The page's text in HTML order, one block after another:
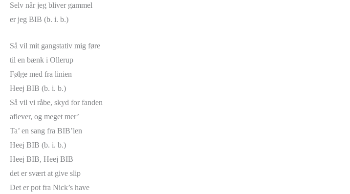
Selv når jeg bliver gammel
er jeg BIB (b. i. b.)
Så vil mit gangstativ mig føre
til en bænk i Ollerup
Følge med fra linien
Heej BIB (b. i. b.)
Så vil vi råbe, skyd for fanden
aflever, og meget mer’
Ta’ en sang fra BIB’len
Heej BIB (b. i. b.)
Heej BIB, Heej BIB
det er svært at give slip
Det er pot fra Nick’s have